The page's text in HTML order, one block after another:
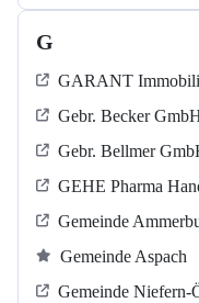
G
GARANT
Gebr. Becker
Gebr. Bellmer
GEHE Pharma
Gemeinde
Gemeinde Aspach
Gemeinde Niefern-